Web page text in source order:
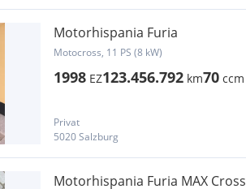
Motorhispania Furia
Motocross, 11 PS (8 kW)
1998 EZ123.456.792 km70 ccm
Privat
5020 Salzburg
Motorhispania Furia MAX Cross